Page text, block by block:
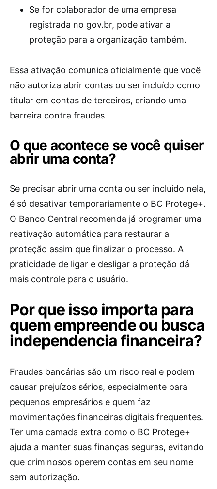
Se for colaborador de uma empresa
registrada no gov.br, pode ativar a
proteção para a organização também.
Essa ativação comunica oficialmente que você
não autoriza abrir contas ou ser incluído como
titular em contas de terceiros, criando uma
barreira contra fraudes.
O que acontece se você quiser
abrir uma conta?
Se precisar abrir uma conta ou ser incluído nela,
é só desativar temporariamente o BC Protege+.
O Banco Central recomenda já programar uma
reativação automática para restaurar a
proteção assim que finalizar o processo. A
praticidade de ligar e desligar a proteção dá
mais controle para o usuário.
Por que isso importa para
quem empreende ou busca
independencia financeira?
Fraudes bancárias são um risco real e podem
causar prejuízos sérios, especialmente para
pequenos empresários e quem faz
movimentações financeiras digitais frequentes.
Ter uma camada extra como o BC Protege+
ajuda a manter suas finanças seguras, evitando
que criminosos operem contas em seu nome
sem autorização.